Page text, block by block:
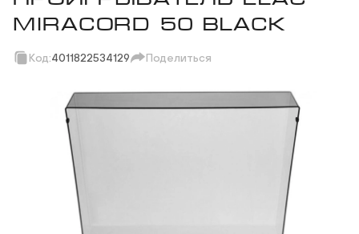
MIRACORD 50 BLACK
Код:4011822534129 Поделиться
Вотсап
ВКонтакте
Одноклассники